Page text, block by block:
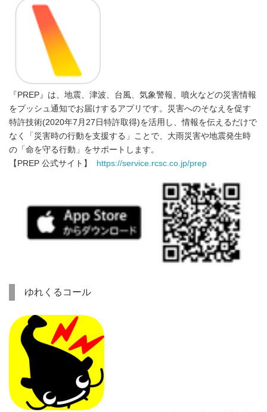
『PREP』は、地震、津波、台風、気象警報、噴火などの災害情報
をプッシュ通知でお届けするアプリです。災害へのそなえを促す
特許技術(2020年7月27日特許取得)を活用し、情報を伝えるだけで
なく「災害時の行動を支援する」ことで、大雨災害や地震発生時
の「命を守る行動」をサポートします。
【PREP 公式サイト】
https://service.rcsc.co.jp/prep
ゆれくるコール